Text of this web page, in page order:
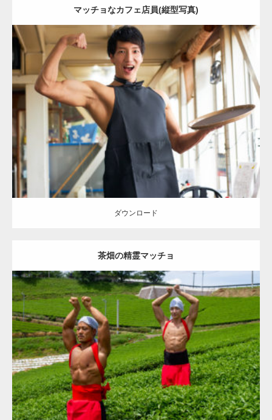
マッチョなカフェ店員(縦型写真)
Update:2023.02.11
Category:喫茶店のマッチョ(名古屋) その他 AKIHITO(細マッチョ)
腕二頭筋
名古屋 (愛知)
ダウンロード
ダウンロード
茶畑の精霊マッチョ
Update:2023.02.11
Category:茶畑のマッチョ その他 AKIHITO(細マッチョ) TOSHI(大胸
筋) 腹筋 八女 (福岡)
ダウンロード